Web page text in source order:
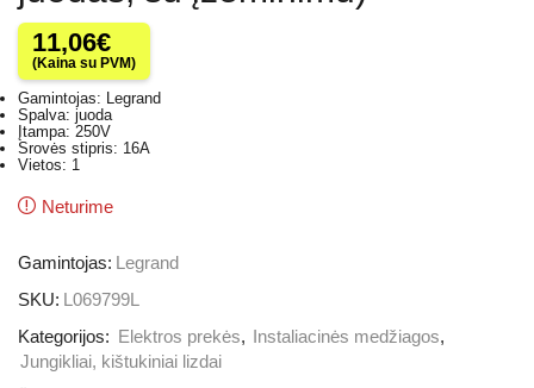
11,06€
(Kaina su PVM)
Gamintojas: Legrand
Spalva: juoda
Įtampa: 250V
Srovės stipris: 16A
Vietos: 1
Neturime
Gamintojas: Legrand
SKU: L069799L
Kategorijos:
Elektros prekės, Instaliacinės medžiagos,
Jungikliai, kištukiniai lizdai